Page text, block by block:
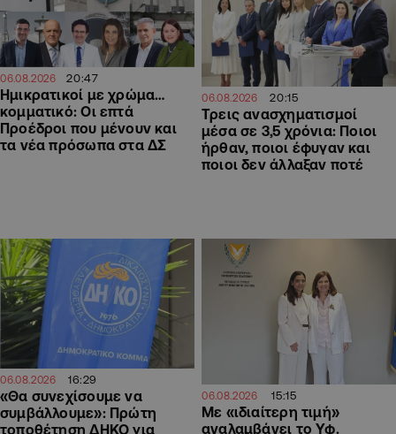
06.08.2026 20:47
Ημικρατικοί με χρώμα…
κομματικό: Οι επτά
Προέδροι που μένουν και
τα νέα πρόσωπα στα ΔΣ
06.08.2026 20:15
Τρεις ανασχηματισμοί
μέσα σε 3,5 χρόνια: Ποιοι
ήρθαν, ποιοι έφυγαν και
ποιοι δεν άλλαξαν ποτέ
06.08.2026 16:29
«Θα συνεχίσουμε να
συμβάλλουμε»: Πρώτη
τοποθέτηση ΔΗΚΟ για
06.08.2026 15:15
Με «ιδιαίτερη τιμή»
αναλαμβάνει το Υφ.